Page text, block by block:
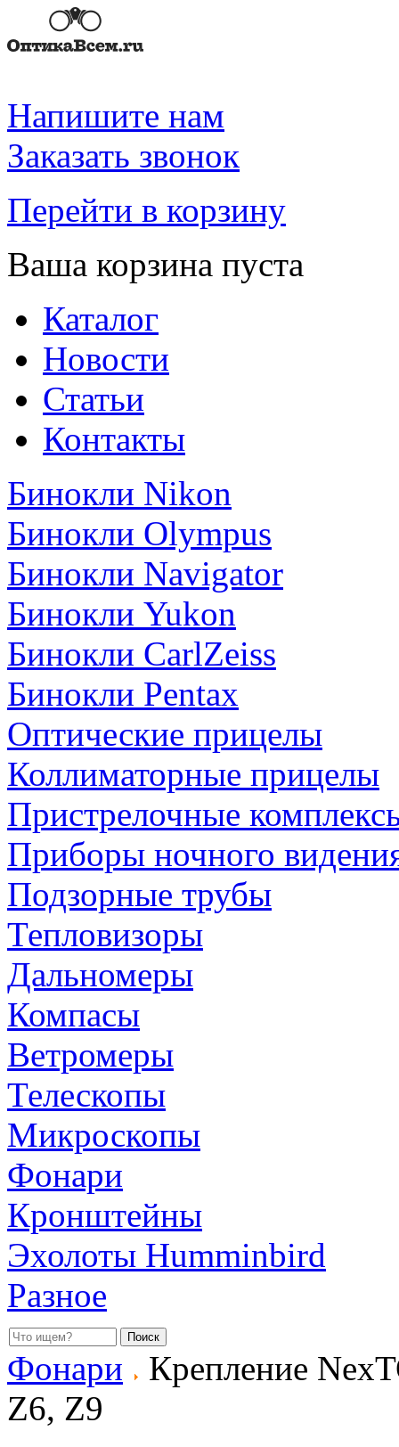
Напишите нам
Заказать звонок
Перейти в корзину
Ваша корзина пуста
Каталог
Новости
Статьи
Контакты
Бинокли Nikon
Бинокли Olympus
Бинокли Navigator
Бинокли Yukon
Бинокли CarlZeiss
Бинокли Pentax
Оптические прицелы
Коллиматорные прицелы
Пристрелочные
Приборы ночного
Подзорные трубы
Тепловизоры
Дальномеры
Компасы
Ветромеры
Телескопы
Микроскопы
Фонари
Кронштейны
Эхолоты Humminbird
Разное
Фонари
Крепление
Z6, Z9